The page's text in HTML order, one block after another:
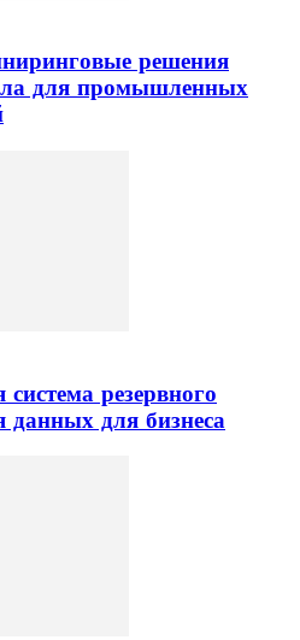
решения
для промышленных
резервного
данных для бизнеса